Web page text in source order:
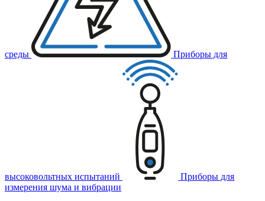
среды Приборы для
высоковольтных испытаний
Приборы для
измерения шума и вибрации